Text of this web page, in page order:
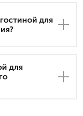
для
для